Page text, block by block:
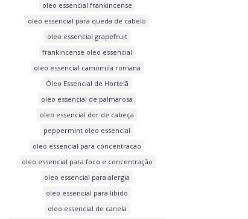
oleo essencial frankincense
oleo essencial para queda de cabelo
oleo essencial grapefruit
frankincense oleo essencial
oleo essencial camomila romana
Óleo Essencial de Hortelã
oleo essencial de palmarosa
oleo essencial dor de cabeça
peppermint oleo essencial
oleo essencial para concentracao
oleo essencial para foco e concentração
oleo essencial para alergia
oleo essencial para libido
oleo essencial de canela